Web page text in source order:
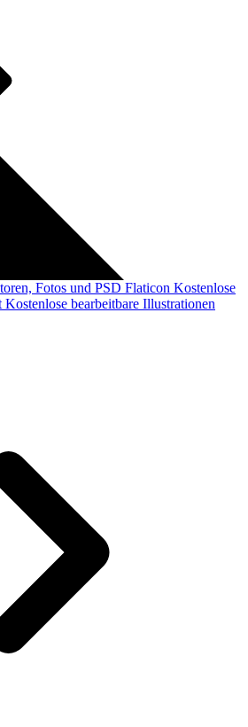
Fotos und PSD Flaticon Kostenlose
Kostenlose bearbeitbare Illustrationen